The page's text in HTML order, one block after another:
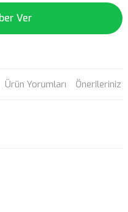
Ver
Ürün Yorumları Önerileriniz